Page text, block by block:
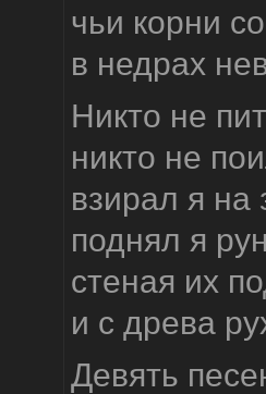
чьи корни
в недрах
Никто не
никто не
взирал я
поднял я
стеная их
и с древа
Девять